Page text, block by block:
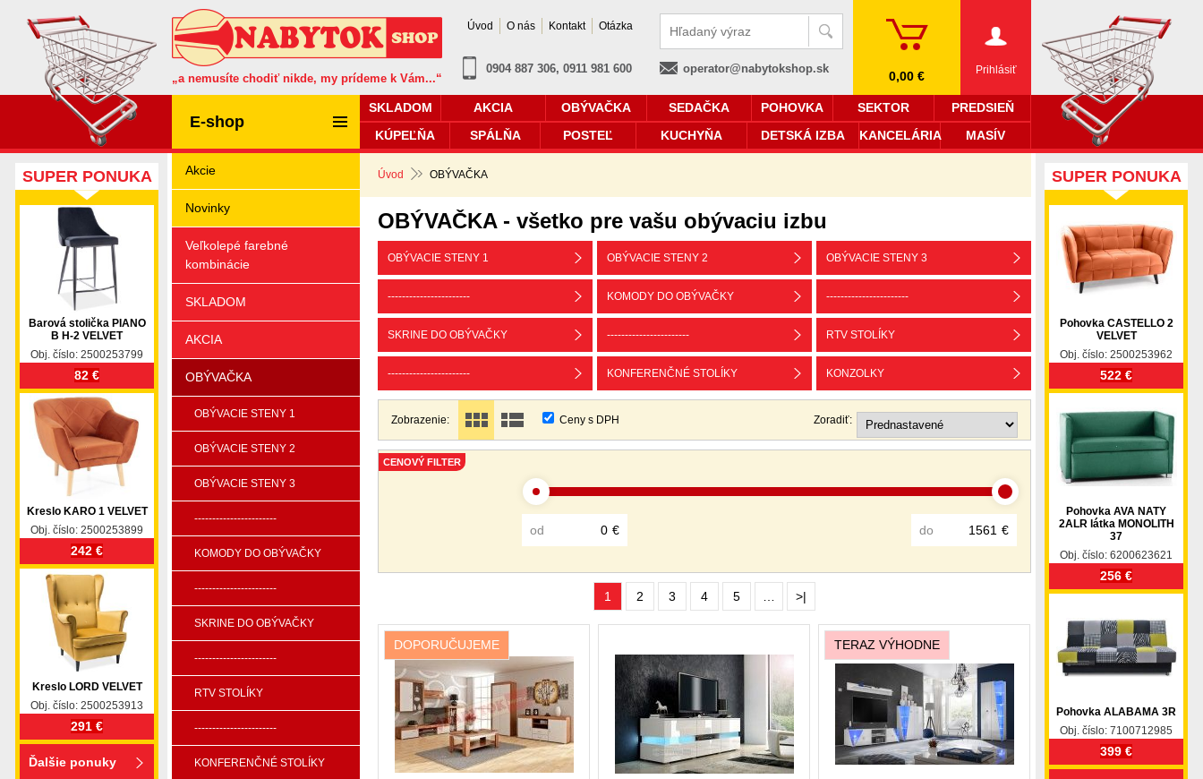
„a nemusíte chodiť nikde, my prídeme k Vám...“
0904 887 306, 0911 981 600 operator@nabytokshop.sk Prihlásiť
0,00 €
Úvod OBÝVAČKA
OBÝVAČKA - všetko pre vašu obývaciu izbu
OBÝVACIE STENY 1 OBÝVACIE STENY 2 OBÝVACIE STENY 3
----------------------- KOMODY DO OBÝVAČKY -----------------------
SKRINE DO OBÝVAČKY ----------------------- RTV STOLÍKY
----------------------- KONFERENČNÉ STOLÍKY KONZOLKY
Zobrazenie: Ceny s DPH Zoradiť:
CENOVÝ FILTER
od € do €
1 2 3 4 5 >|
DOPORUČUJEME TERAZ VÝHODNE
Akcie
Novinky
Veľkolepé farebné
kombinácie
SKLADOM
AKCIA
OBÝVAČKA
OBÝVACIE STENY 1
OBÝVACIE STENY 2
OBÝVACIE STENY 3
-----------------------
KOMODY DO OBÝVAČKY
-----------------------
SKRINE DO OBÝVAČKY
-----------------------
RTV STOLÍKY
-----------------------
KONFERENČNÉ STOLÍKY
SUPER PONUKA
Barová stolička PIANO
B H-2 VELVET
Obj. číslo: 2500253799
82 €
Kreslo KARO 1 VELVET
Obj. číslo: 2500253899
242 €
Kreslo LORD VELVET
Obj. číslo: 2500253913
291 €
Ďalšie ponuky
SUPER PONUKA
Pohovka CASTELLO 2
VELVET
Obj. číslo: 2500253962
522 €
Pohovka AVA NATY
2ALR látka MONOLITH
37
Obj. číslo: 6200623621
256 €
Pohovka ALABAMA 3R
Obj. číslo: 7100712985
399 €
E-shop
SKLADOM AKCIA OBÝVAČKA SEDAČKA POHOVKA SEKTOR
PREDSIEŇ
KÚPEĽŇA
SPÁLŇA POSTEĽ KUCHYŇA DETSKÁ IZBA KANCELÁRIA MASÍV
Úvod O nás Kontakt Otázka